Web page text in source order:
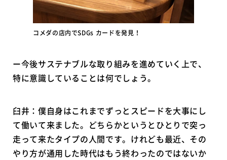
コメダの店内でSDGs カードを発見！
ー今後サステナブルな取り組みを進めていく上で、
特に意識していることは何でしょう。
臼井：僕自身はこれまでずっとスピードを大事にし
て働いて来ました。どちらかというとひとりで突っ
走って来たタイプの人間です。けれども最近、その
やり方が通用した時代はもう終わったのではないか